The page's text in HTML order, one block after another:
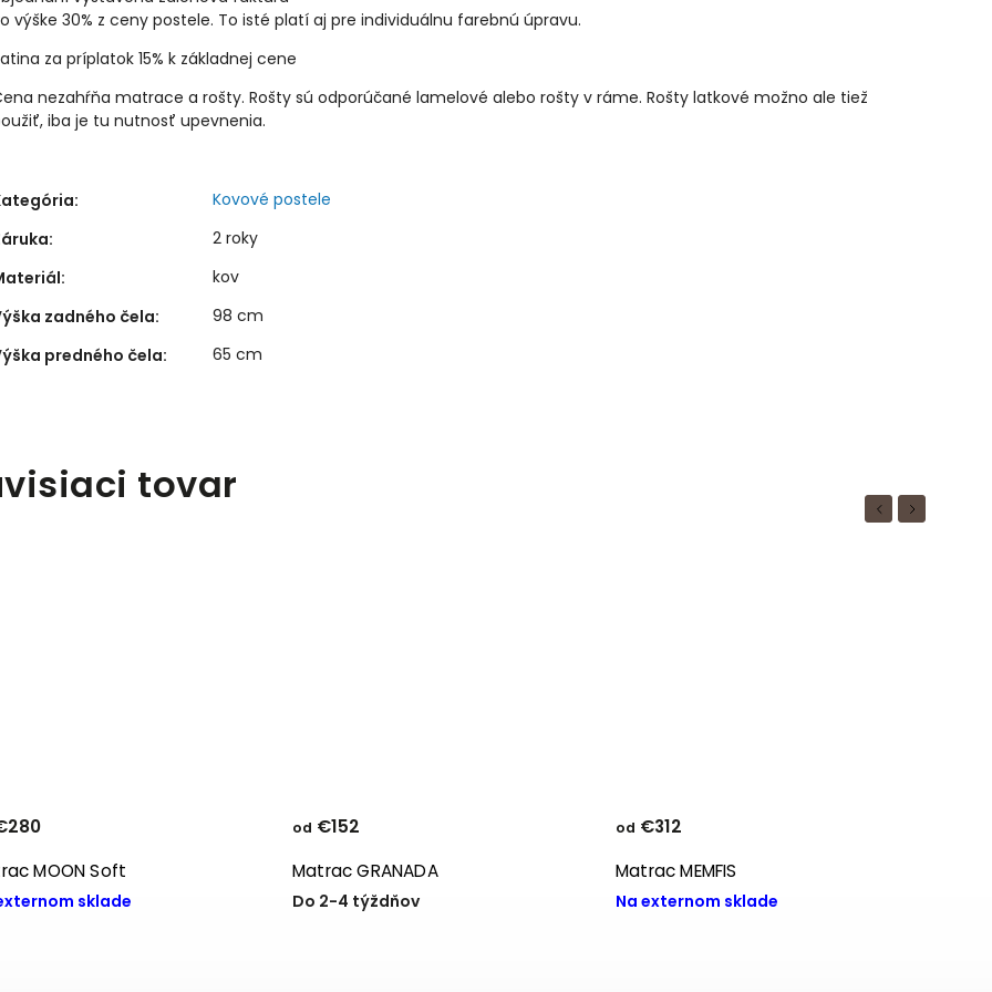
výške 30% z ceny postele. To isté platí aj pre individuálnu farebnú úpravu.
za príplatok 15% k základnej cene
nezahŕňa matrace a rošty. Rošty sú odporúčané lamelové alebo rošty v ráme. Rošty latkové možno ale tiež
iba je tu nutnosť upevnenia.
:
Kovové postele
:
2 roky
:
kov
zadného čela:
98 cm
predného čela: 65 cm
tovar Previous
MOON Soft
sklade
Matrac GRANADA
Do 2-4 týždňov
od €152
Matrac MEMFIS
Na externom sklade
od €312
Next